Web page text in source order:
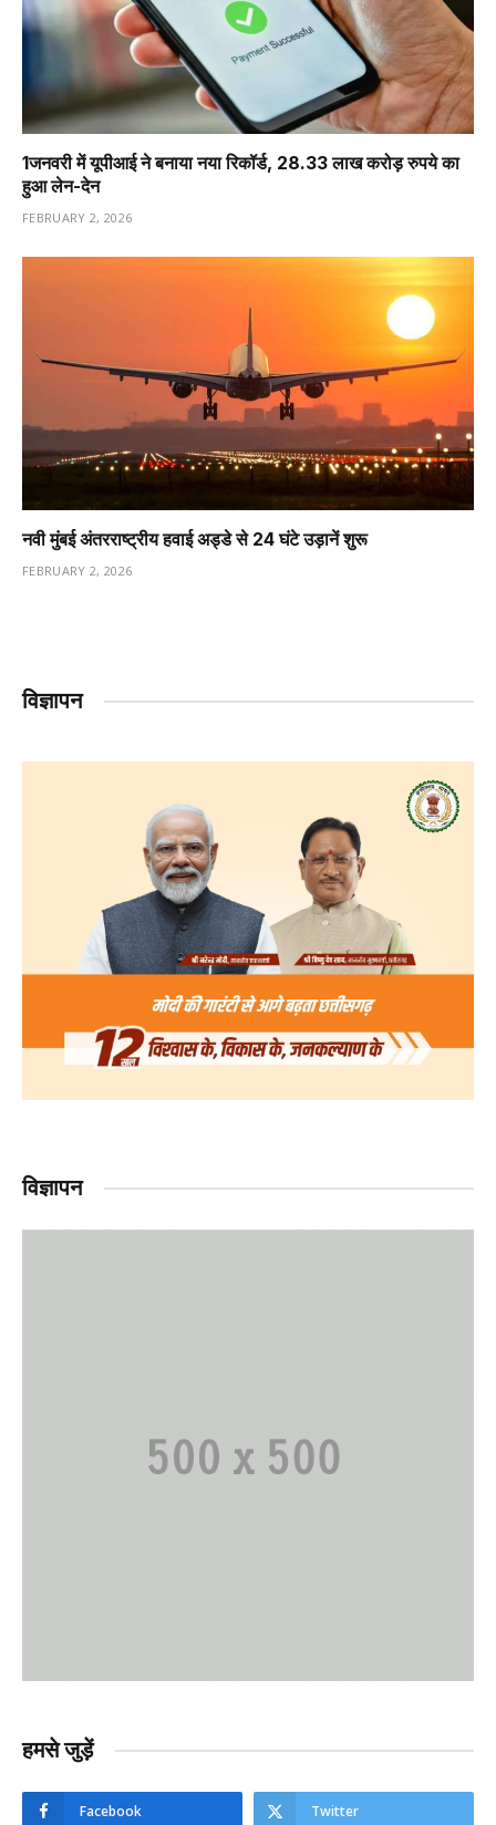
1️जनवरी में यूपीआई ने बनाया नया रिकॉर्ड, 28.33 लाख करोड़ रुपये का
हुआ लेन-देन
FEBRUARY 2, 2026
नवी मुंबई अंतरराष्ट्रीय हवाई अड्डे से 24 घंटे उड़ानें शुरू
FEBRUARY 2, 2026
विज्ञापन
विज्ञापन
हमसे जुड़ें
Facebook Twitter